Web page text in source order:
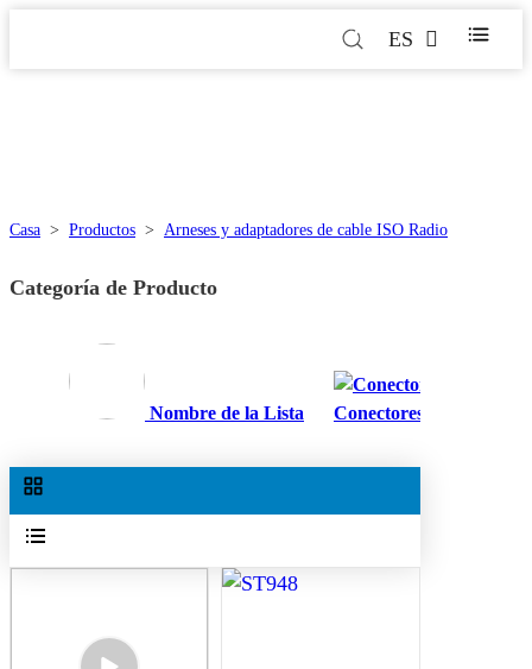
ES
Casa > Productos > Arneses y adaptadores de cable ISO Radio
Categoría de Producto
Nombre de la Lista Conectores Automáticos